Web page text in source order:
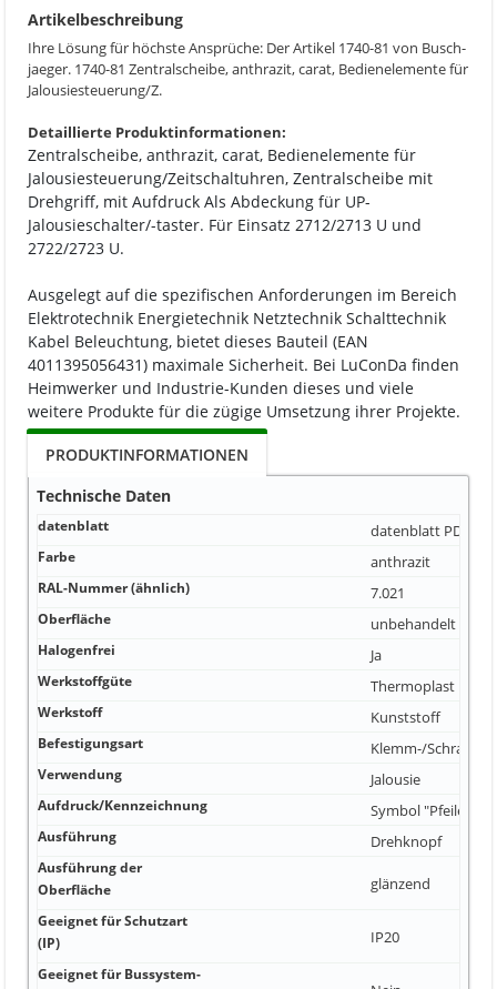
Artikelbeschreibung
Ihre Lösung für höchste Ansprüche: Der Artikel 1740-81 von Busch-
jaeger. 1740-81 Zentralscheibe, anthrazit, carat, Bedienelemente für
Jalousiesteuerung/Z.
Detaillierte Produktinformationen:
Zentralscheibe, anthrazit, carat, Bedienelemente für
Jalousiesteuerung/Zeitschaltuhren, Zentralscheibe mit
Drehgriff, mit Aufdruck Als Abdeckung für UP-
Jalousieschalter/-taster. Für Einsatz 2712/2713 U und
2722/2723 U.
Ausgelegt auf die spezifischen Anforderungen im Bereich
Elektrotechnik Energietechnik Netztechnik Schalttechnik
Kabel Beleuchtung, bietet dieses Bauteil (EAN
4011395056431) maximale Sicherheit. Bei LuConDa finden
Heimwerker und Industrie-Kunden dieses und viele
weitere Produkte für die zügige Umsetzung ihrer Projekte.
PRODUKTINFORMATIONEN
Technische Daten
datenblatt datenblatt PDF
Farbe anthrazit
RAL-Nummer (ähnlich) 7.021
Oberfläche unbehandelt
Halogenfrei Ja
Werkstoffgüte Thermoplast
Werkstoff Kunststoff
Befestigungsart Klemm-/
Verwendung Jalousie
Aufdruck/Kennzeichnung Symbol "Pfeile"
Ausführung Drehknopf
Ausführung der
Oberfläche
glänzend
Geeignet für Schutzart
(IP)
IP20
Geeignet für Bussystem-